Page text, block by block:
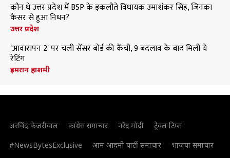
कौन थे उत्तर प्रदेश में BSP के इकलौते विधायक उमाशंकर सिंह, जिनका
कैंसर से हुआ निधन?
उत्तर प्रदेश
'आवारापन 2' पर चली सेंसर बोर्ड की कैंची, 9 बदलाव के बाद मिली ये
रेटिंग
इमरान हाशमी
अरविंद केजरीवाल कांग्रेस समाचार नरेंद्र मोदी
ट्रैवल टिप्स
#NewsBytesExclusive
आम आदमी पार्टी समाचार भाजपा समाचार